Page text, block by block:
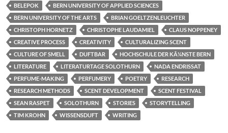
BELEPOK
BERN UNIVERSITY OF APPLIED SCIENCES
BERN UNIVERSITY OF THE ARTS
BRIAN GOELTZENLEUCHTER
CHRISTOPH HORNETZ
CHRISTOPHE LAUDAMIEL
CLAUS NOPPENEY
CREATIVE PROCESS
CREATIVITY
CULTURALIZING SCENT
CULTURE OF SMELL
DUFTBAR
HOCHSCHULE DER KÃ¼NSTE BERN
LITERATURE
LITERATURTAGE SOLOTHURN
NADA ENDRISSAT
PERFUME-MAKING
PERFUMERY POETRY
RESEARCH
RESEARCH METHODS
SCENT DEVELOPMENT
SCENT FESTIVAL
SEAN RASPET
SOLOTHURN STORIES
STORYTELLING
TIM KROHN
WISSENSDUFT WRITING